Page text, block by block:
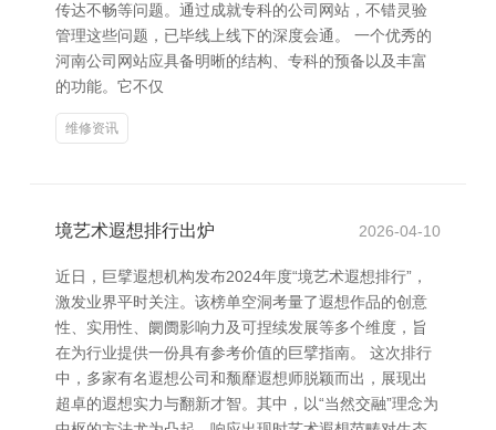
传达不畅等问题。通过成就专科的公司网站，不错灵验
管理这些问题，已毕线上线下的深度会通。 一个优秀的
河南公司网站应具备明晰的结构、专科的预备以及丰富
的功能。它不仅
维修资讯
境艺术遐想排行出炉 2026-04-10
近日，巨擘遐想机构发布2024年度“境艺术遐想排行”，
激发业界平时关注。该榜单空洞考量了遐想作品的创意
性、实用性、阛阓影响力及可捏续发展等多个维度，旨
在为行业提供一份具有参考价值的巨擘指南。 这次排行
中，多家有名遐想公司和颓靡遐想师脱颖而出，展现出
超卓的遐想实力与翻新才智。其中，以“当然交融”理念为